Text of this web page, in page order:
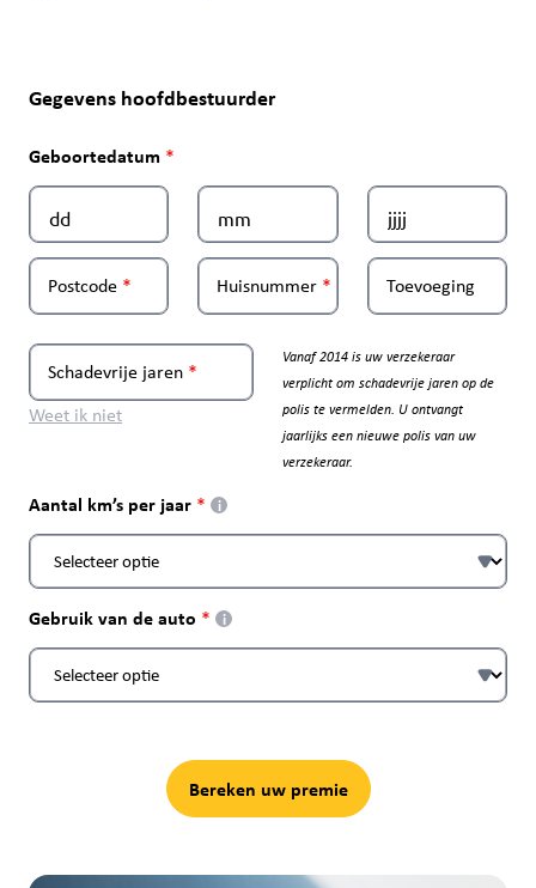
Gegevens hoofdbestuurder
Geboortedatum
Postcode Huisnummer Toevoeging
Schadevrije jaren
Weet ik niet
Vanaf 2014 is uw verzekeraar
verplicht om schadevrije jaren op de
polis te vermelden. U ontvangt
jaarlijks een nieuwe polis van uw
verzekeraar.
Aantal km’s per jaar i
Gebruik van de auto i
Bereken uw premie